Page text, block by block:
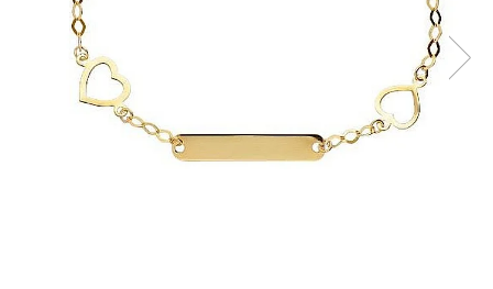
Cercei din aur dama
Cercei de aur lungi cu lant
Cercei din aur tortite
Cercei din aur alb
Cercei aur cu surub